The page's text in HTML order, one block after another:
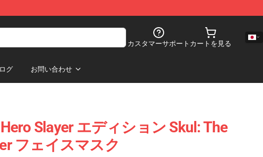
カスタマーサポート カートを見る
グ お問い合わせ
Slayer エディション Skul: The
フェイスマスク